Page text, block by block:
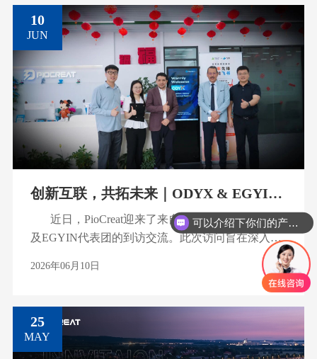
10
JUN
创新互联，共拓未来｜ODYX & EGYIN
代表团到访PioCreat
近日，PioCreat迎来了来自埃及合作伙伴ODYX
及EGYIN代表团的到访交流。此次访问旨在深入了
解中国先进制造能力、技术创新实力及产业生态发
展现状，聚焦数字化齿科制造技术、行业发展趋势
以及市场合作机遇。代表团由ODYX市场顾问Dr.
ODYX作为数字化齿科解决方案提供商，长期致力
于推动区域市场数字齿科技术的发展；同时，Dr.
2026年06月10日
25
MAY
可以介绍下你们的产品么